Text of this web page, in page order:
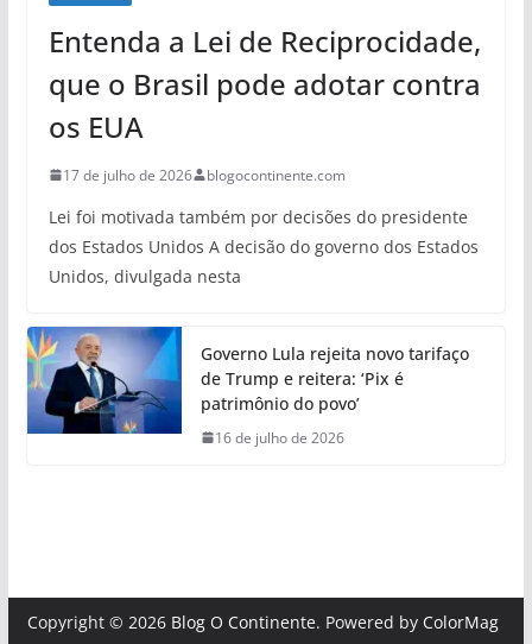
Entenda a Lei de Reciprocidade,
que o Brasil pode adotar contra
os EUA
17 de julho de 2026 blogocontinente.com
Lei foi motivada também por decisões do presidente
dos Estados Unidos A decisão do governo dos Estados
Unidos, divulgada nesta
Governo Lula rejeita novo tarifaço
de Trump e reitera: ‘Pix é
patrimônio do povo’
16 de julho de 2026
Copyright © 2026 Blog O Continente. Powered by ColorMag